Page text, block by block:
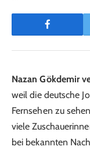
Nazan Gökdemir
weil die deutsche
Fernsehen zu
viele
bei bekannten